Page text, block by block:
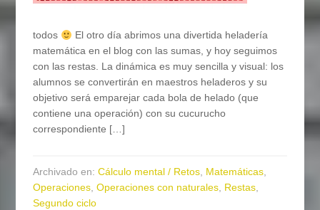
todos
El otro día abrimos una divertida heladería
matemática en el blog con las sumas, y hoy seguimos
con las restas. La dinámica es muy sencilla y visual: los
alumnos se convertirán en maestros heladeros y su
objetivo será emparejar cada bola de helado (que
contiene una operación) con su cucurucho
correspondiente […]
Archivado en:Cálculo mental / Retos, Matemáticas,
Operaciones,Operaciones con naturales, Restas,
Segundo ciclo